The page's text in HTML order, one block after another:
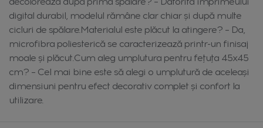
digital durabil, modelul rămâne clar chiar și după multe
cicluri de spălare.Materialul este plăcut la atingere? – Da,
microfibra poliesterică se caracterizează printr-un finisaj
moale și plăcut.Cum aleg umplutura pentru fețuța 45x45
cm? – Cel mai bine este să alegi o umplutură de aceleași
dimensiuni pentru efect decorativ complet și confort la
utilizare.